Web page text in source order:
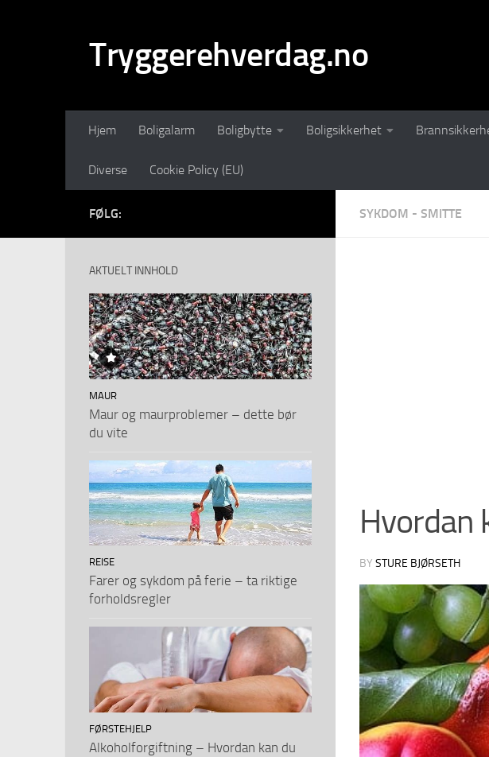
Tryggerehverdag.no
Hjem Boligalarm Boligbytte Boligsikkerhet
Diverse Cookie Policy (EU)
SYKDOM - SMITTE
Hvordan
BY STURE BJØRSETH
FØLG:
AKTUELT INNHOLD
MAUR
Maur og maurproblemer – dette bør
du vite
REISE
Farer og sykdom på ferie – ta riktige
forholdsregler
FØRSTEHJELP
Alkoholforgiftning – Hvordan kan du